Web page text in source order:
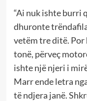
“Ai nuk ishte burri
dhuronte
vetëm tre ditë. Por
tonë, përveç
ishte një njeri i
Marr ende letra
të ndjera janë.